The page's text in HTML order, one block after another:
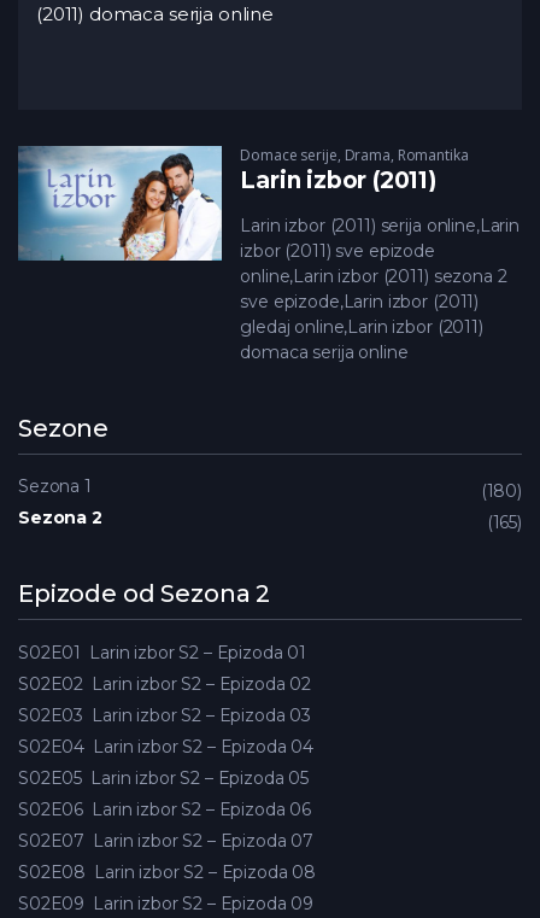
(2011) domaca serija online
Domace serije, Drama, Romantika
Larin izbor (2011)
Larin izbor (2011) serija online,Larin
izbor (2011) sve epizode
online,Larin izbor (2011) sezona 2
sve epizode,Larin izbor (2011)
gledaj online,Larin izbor (2011)
domaca serija online
Sezone
Sezona 1
180
Sezona 2
165
Epizode od Sezona 2
S02E01
Larin izbor S2 – Epizoda 01
S02E02 Larin izbor S2 – Epizoda 02
S02E03 Larin izbor S2 – Epizoda 03
S02E04 Larin izbor S2 – Epizoda 04
S02E05 Larin izbor S2 – Epizoda 05
S02E06 Larin izbor S2 – Epizoda 06
S02E07 Larin izbor S2 – Epizoda 07
S02E08 Larin izbor S2 – Epizoda 08
S02E09 Larin izbor S2 – Epizoda 09